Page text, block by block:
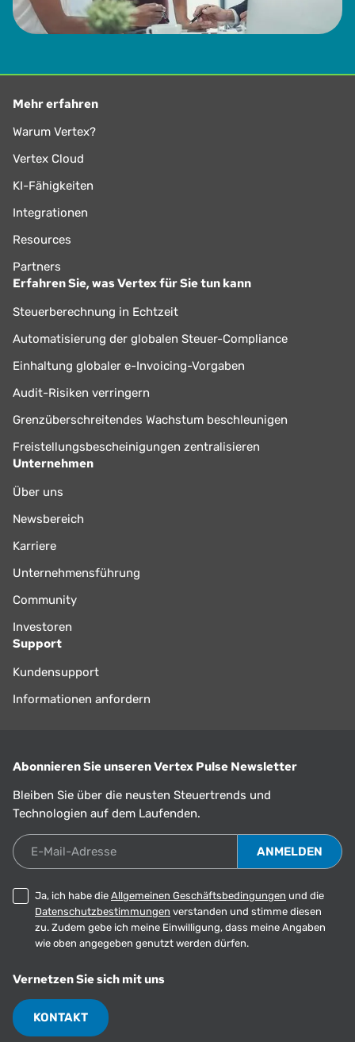
Mehr erfahren
Warum Vertex?
Vertex Cloud
KI-Fähigkeiten
Integrationen
Resources
Partners
Erfahren Sie, was Vertex für Sie tun kann
Steuerberechnung in Echtzeit
Automatisierung der globalen Steuer-Compliance
Einhaltung globaler e-Invoicing-Vorgaben
Audit-Risiken verringern
Grenzüberschreitendes Wachstum beschleunigen
Freistellungsbescheinigungen zentralisieren
Unternehmen
Über uns
Newsbereich
Karriere
Unternehmensführung
Community
Investoren
Support
Kundensupport
Informationen anfordern
Abonnieren Sie unseren Vertex Pulse Newsletter
Bleiben Sie über die neusten Steuertrends und
Technologien auf dem Laufenden.
E-Mail-Adresse
Ja, ich habe die Allgemeinen Geschäftsbedingungen und die
Datenschutzbestimmungen verstanden und stimme diesen
zu. Zudem gebe ich meine Einwilligung, dass meine Angaben
wie oben angegeben genutzt werden dürfen.
Vernetzen Sie sich mit uns
KONTAKT